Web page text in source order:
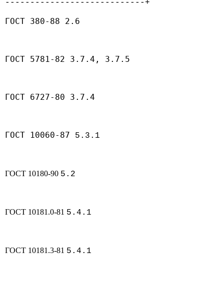
----------------------------+
ГОСТ 380-88 2.6
ГОСТ 5781-82 3.7.4, 3.7.5
ГОСТ 6727-80 3.7.4
ГОСТ 10060-87 5.3.1
ГОСТ 10180-90 5.2
ГОСТ 10181.0-81 5.4.1
ГОСТ 10181.3-81 5.4.1